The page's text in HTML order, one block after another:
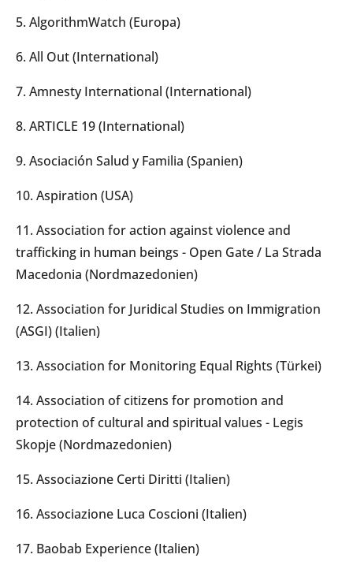
5. AlgorithmWatch (Europa)
6. All Out (International)
7. Amnesty International (International)
8. ARTICLE 19 (International)
9. Asociación Salud y Familia (Spanien)
10. Aspiration (USA)
11. Association for action against violence and
trafficking in human beings - Open Gate / La Strada
Macedonia (Nordmazedonien)
12. Association for Juridical Studies on Immigration
(ASGI) (Italien)
13. Association for Monitoring Equal Rights (Türkei)
14. Association of citizens for promotion and
protection of cultural and spiritual values - Legis
Skopje (Nordmazedonien)
15. Associazione Certi Diritti (Italien)
16. Associazione Luca Coscioni (Italien)
17. Baobab Experience (Italien)